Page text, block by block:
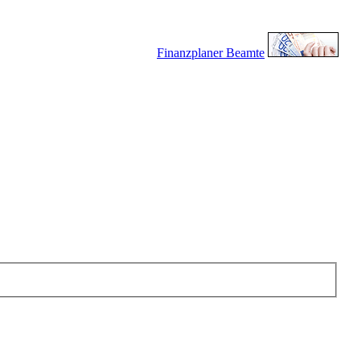
Finanzplaner Beamte